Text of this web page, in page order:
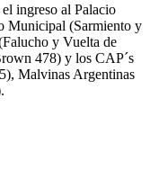
ingreso al Palacio
Municipal (Sarmiento y
y Vuelta de
478) y los CAP´s
Malvinas Argentinas